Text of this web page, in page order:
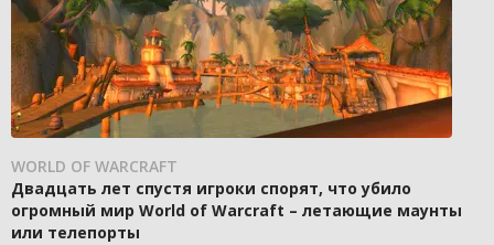
WORLD OF WARCRAFT
Двадцать лет спустя игроки спорят, что убило
огромный мир World of Warcraft – летающие маунты
или телепорты